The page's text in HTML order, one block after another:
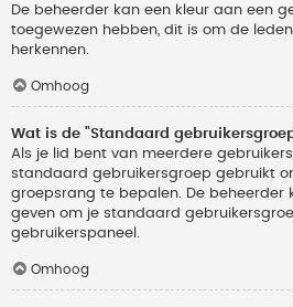
De beheerder kan een kleur aan een
toegewezen hebben, dit is om de
herkennen.
Omhoog
Wat is de "Standaard
Als je lid bent van meerdere
standaard gebruikersgroep gebruikt
groepsrang te bepalen. De beheerder
geven om je standaard
gebruikerspaneel.
Omhoog